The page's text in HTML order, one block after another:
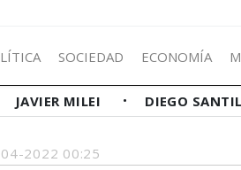
SOCIEDAD ECONOMÍA
JAVIER MILEI DIEGO
2022 00:25